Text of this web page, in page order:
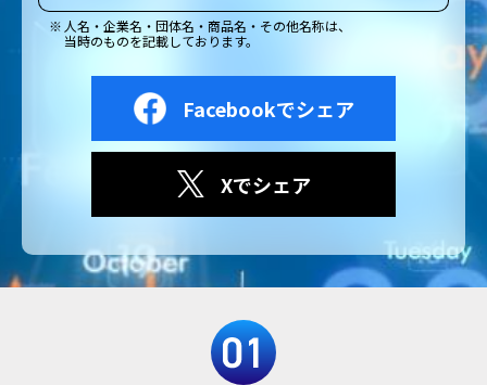
人名・企業名・団体名・商品名・その他名称は、
当時のものを記載しております。
Facebookでシェア
Xでシェア